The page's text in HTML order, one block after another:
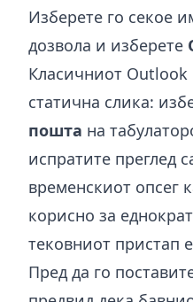
Изберете го секое
дозвола и изберете
Класичниот
статична слика:
пошта на
испратите преглед
временскиот опсег
корисно за
тековниот пристап
Пред да го